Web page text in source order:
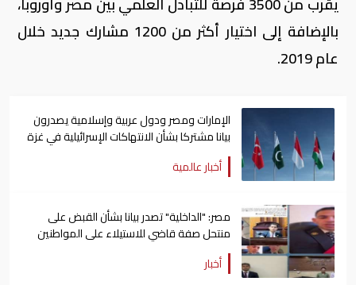
بالإضافة إلى اختيار أكثر من 1200 مشارك جديد خلال
عام 2019.
الإمارات ومصر ودول عربية وإسلامية يصدرون
بيانا مشتركا بشأن الانتهاكات الإسرائيلية في غزة
أخبار عالمية
مصر: "الداخلية" تصدر بيانا بشأن القبض على
منتحل صفة قاضي للاستيلاء على المواطنين
أخبار